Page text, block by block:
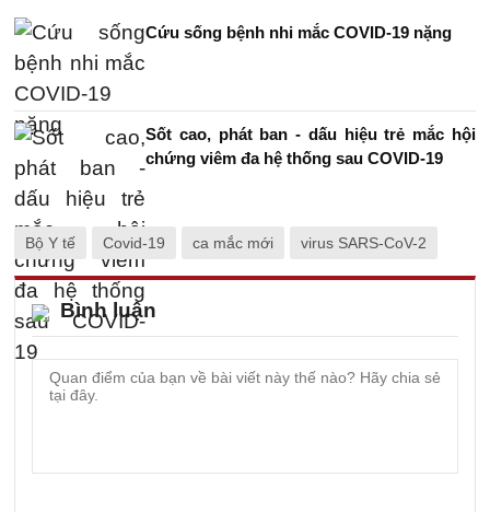
Cứu sống bệnh nhi mắc COVID-19 nặng
Sốt cao, phát ban - dấu hiệu trẻ mắc hội
chứng viêm đa hệ thống sau COVID-19
Bộ Y tế Covid-19 ca mắc mới virus SARS-CoV-2
Bình luận